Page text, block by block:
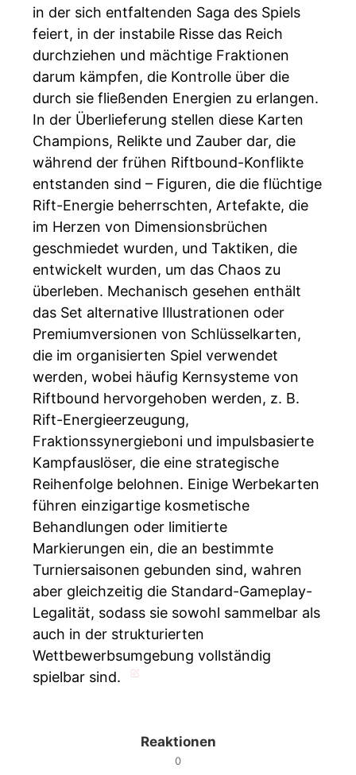
in der sich entfaltenden Saga des Spiels
feiert, in der instabile Risse das Reich
durchziehen und mächtige Fraktionen
darum kämpfen, die Kontrolle über die
durch sie fließenden Energien zu erlangen.
In der Überlieferung stellen diese Karten
Champions, Relikte und Zauber dar, die
während der frühen Riftbound-Konflikte
entstanden sind – Figuren, die die flüchtige
Rift-Energie beherrschten, Artefakte, die
im Herzen von Dimensionsbrüchen
geschmiedet wurden, und Taktiken, die
entwickelt wurden, um das Chaos zu
überleben. Mechanisch gesehen enthält
das Set alternative Illustrationen oder
Premiumversionen von Schlüsselkarten,
die im organisierten Spiel verwendet
werden, wobei häufig Kernsysteme von
Riftbound hervorgehoben werden, z. B.
Rift-Energieerzeugung,
Fraktionssynergieboni und impulsbasierte
Kampfauslöser, die eine strategische
Reihenfolge belohnen. Einige Werbekarten
führen einzigartige kosmetische
Behandlungen oder limitierte
Markierungen ein, die an bestimmte
Turniersaisonen gebunden sind, wahren
aber gleichzeitig die Standard-Gameplay-
Legalität, sodass sie sowohl sammelbar als
auch in der strukturierten
Wettbewerbsumgebung vollständig
spielbar sind.
Reaktionen
0